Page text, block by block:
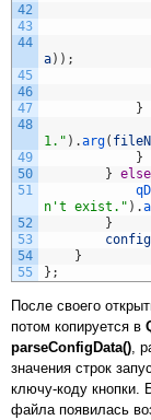
42
43
44
45
46
47
48
49
50
51
52
53
54
55
a) ) ;
}
1." ) .arg(
}
} else
n't exist." ) .
}
}
} ;
После своего
потом копируется в
parseConfigData(),
значения строк
ключу-коду кнопки.
файла появилась